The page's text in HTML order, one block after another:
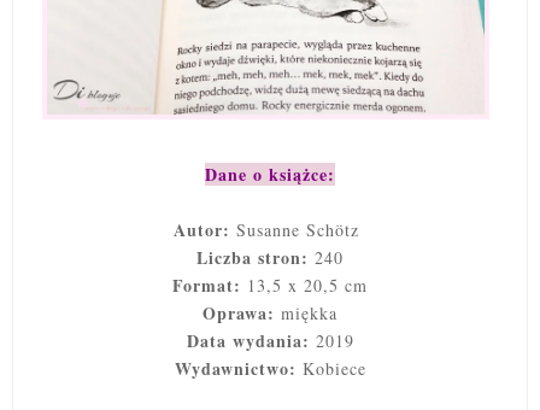
Dane o książce:
Autor: Susanne Schötz
Liczba stron: 240
Format: 13,5 x 20,5 cm
Oprawa: miękka
Data wydania: 2019
Wydawnictwo: Kobiece